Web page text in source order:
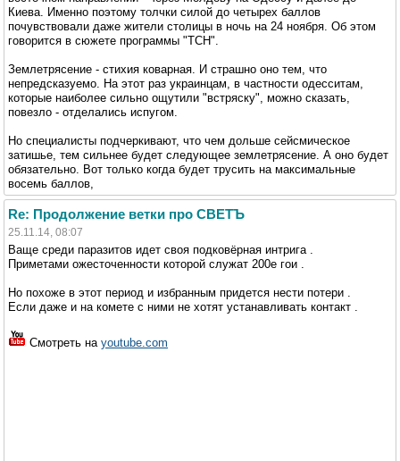
Киева. Именно поэтому толчки силой до четырех баллов
почувствовали даже жители столицы в ночь на 24 ноября. Об этом
говорится в сюжете программы "ТСН".
Землетрясение - стихия коварная. И страшно оно тем, что
непредсказуемо. На этот раз украинцам, в частности одесситам,
которые наиболее сильно ощутили "встряску", можно сказать,
повезло - отделались испугом.
Но специалисты подчеркивают, что чем дольше сейсмическое
затишье, тем сильнее будет следующее землетрясение. А оно будет
обязательно. Вот только когда будет трусить на максимальные
восемь баллов,
Re: Продолжение ветки про СВЕТЪ
25.11.14, 08:07
Ваще среди паразитов идет своя подковёрная интрига .
Приметами ожесточенности которой служат 200е гои .
Но похоже в этот период и избранным придется нести потери .
Если даже и на комете с ними не хотят устанавливать контакт .
Смотреть на youtube.com